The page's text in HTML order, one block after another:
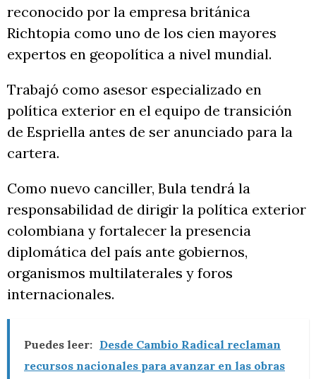
reconocido por la empresa británica
Richtopia como uno de los cien mayores
expertos en geopolítica a nivel mundial.
Trabajó como asesor especializado en
política exterior en el equipo de transición
de Espriella antes de ser anunciado para la
cartera.
Como nuevo canciller, Bula tendrá la
responsabilidad de dirigir la política exterior
colombiana y fortalecer la presencia
diplomática del país ante gobiernos,
organismos multilaterales y foros
internacionales.
Puedes leer: Desde Cambio Radical reclaman
recursos nacionales para avanzar en las obras